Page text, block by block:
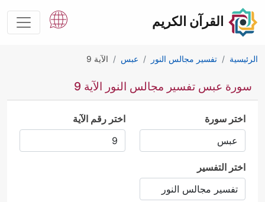
القرآن الكريم
الرئيسية تفسير مجالس النور عبس الآية 9
سورة عبس تفسير مجالس النور الآية 9
اختر سورة اختر رقم الآية
اختر التفسير